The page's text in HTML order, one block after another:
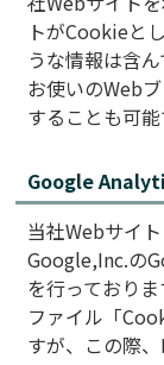
トがCookieと
うな情報は含ん
お使いのWeb
することも可能
Google
当社Webサイ
Google,Inc.の
を行っており
ファイル「
すが、この際